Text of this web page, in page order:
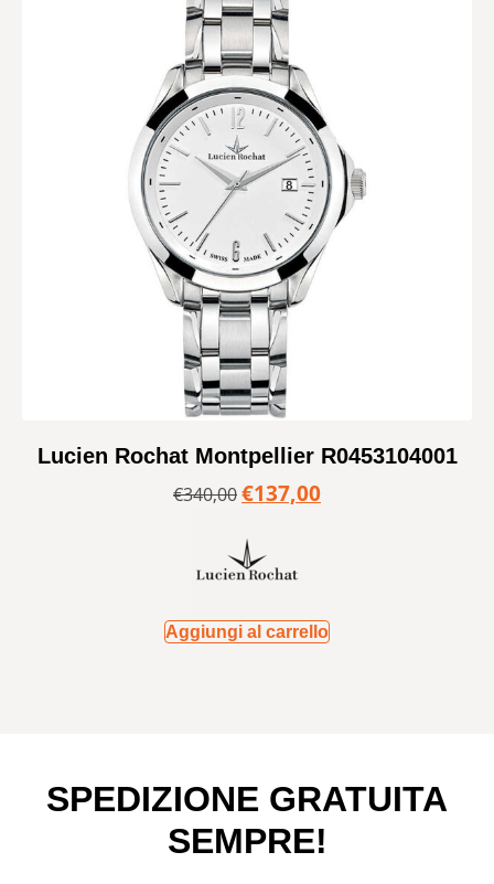
Lucien Rochat Montpellier R0453104001
€340,00€137,00
Aggiungi al carrello
SPEDIZIONE GRATUITA
SEMPRE!